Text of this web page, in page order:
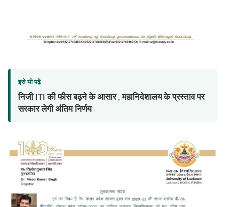
इसे भी पढ़ें
निजी ITI की फीस बढ़ने के आसार , महानिदेशालय के प्रस्ताव पर
सरकार लेगी अंतिम निर्णय